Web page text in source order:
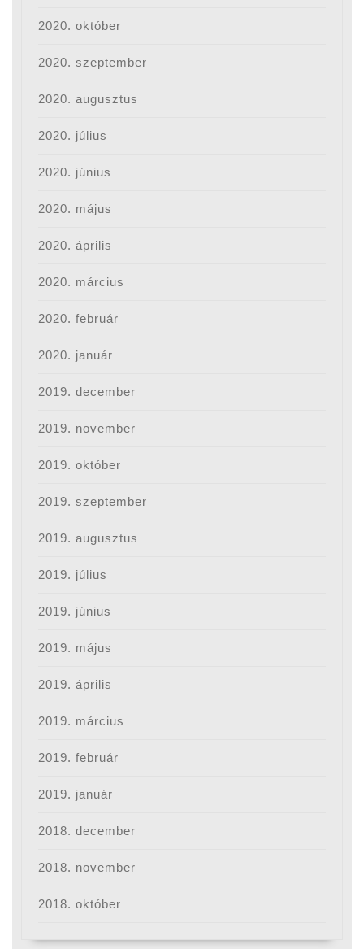
2020. október
2020. szeptember
2020. augusztus
2020. július
2020. június
2020. május
2020. április
2020. március
2020. február
2020. január
2019. december
2019. november
2019. október
2019. szeptember
2019. augusztus
2019. július
2019. június
2019. május
2019. április
2019. március
2019. február
2019. január
2018. december
2018. november
2018. október